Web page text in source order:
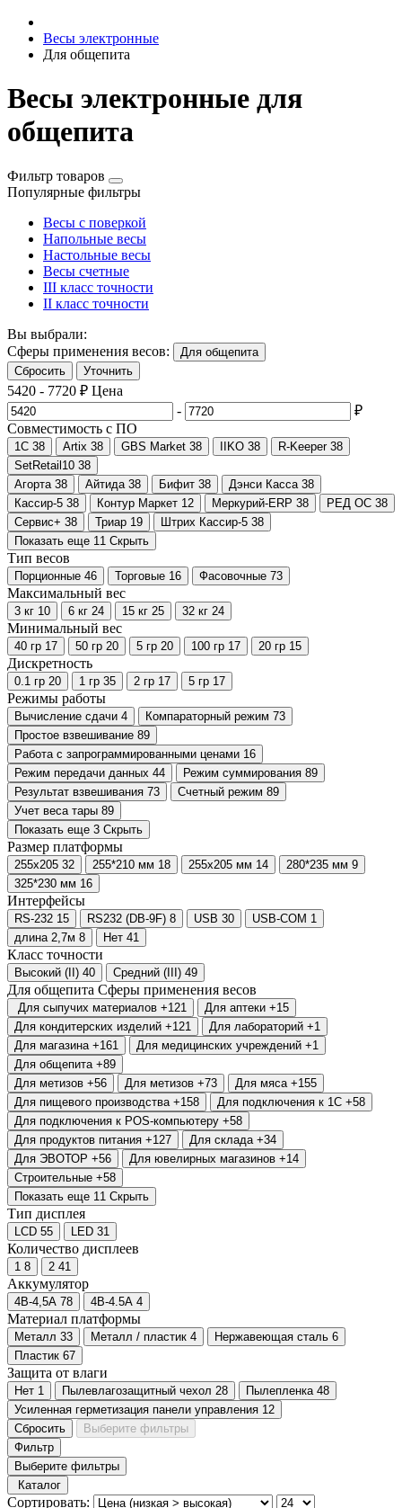
Весы электронные
Для общепита
Весы электронные для
общепита
Фильтр товаров
Популярные фильтры
Весы с поверкой
Напольные весы
Настольные весы
Весы счетные
III класс точности
II класс точности
Вы выбрали:
Сферы применения весов:
Для общепита
Сбросить
Уточнить
5420 - 7720 ₽ Цена
-
₽
Совместимость с ПО
1С 38 Artix 38 GBS Market 38 IIKO 38 R-Keeper 38
SetRetail10 38
Агорта 38 Айтида 38 Бифит 38 Дэнси Касса 38
Кассир-5 38 Контур Маркет 12 Меркурий-ERP 38 РЕД ОС 38
Сервис+ 38 Триар 19 Штрих Кассир-5 38
Показать еще 11 Скрыть
Тип весов
Порционные 46 Торговые 16 Фасовочные 73
Максимальный вес
3 кг 10 6 кг 24 15 кг 25 32 кг 24
Минимальный вес
40 гр 17 50 гр 20 5 гр 20 100 гр 17 20 гр 15
Дискретность
0.1 гр 20 1 гр 35 2 гр 17 5 гр 17
Режимы работы
Вычисление сдачи 4 Компараторный режим 73
Простое взвешивание 89
Работа с запрограммированными ценами 16
Режим передачи данных 44 Режим суммирования 89
Результат взвешивания 73 Счетный режим 89
Учет веса тары 89
Показать еще 3 Скрыть
Размер платформы
255х205 32 255*210 мм 18 255х205 мм 14 280*235 мм 9
325*230 мм 16
Интерфейсы
RS-232 15 RS232 (DB-9F) 8 USB 30 USB-COM 1
длина 2,7м 8 Нет 41
Класс точности
Высокий (II) 40 Средний (III) 49
Для общепита Сферы применения весов
Для сыпучих материалов +121 Для аптеки +15
Для кондитерских изделий +121 Для лабораторий +1
Для магазина +161 Для медицинских учреждений +1
Для общепита +89
Для метизов +56 Для метизов +73 Для мяса +155
Для пищевого производства +158 Для подключения к 1С +58
Для подключения к POS-компьютеру +58
Для продуктов питания +127 Для склада +34
Для ЭВОТОР +56 Для ювелирных магазинов +14
Строительные +58
Показать еще 11 Скрыть
Тип дисплея
LCD 55 LED 31
Количество дисплеев
1 8 2 41
Аккумулятор
4В-4,5А 78 4В-4.5А 4
Материал платформы
Металл 33 Металл / пластик 4 Нержавеющая сталь 6
Пластик 67
Защита от влаги
Нет 1 Пылевлагозащитный чехол 28 Пылепленка 48
Усиленная герметизация панели управления 12
Сбросить
Выберите фильтры
Фильтр
Выберите фильтры
Каталог
Сортировать: